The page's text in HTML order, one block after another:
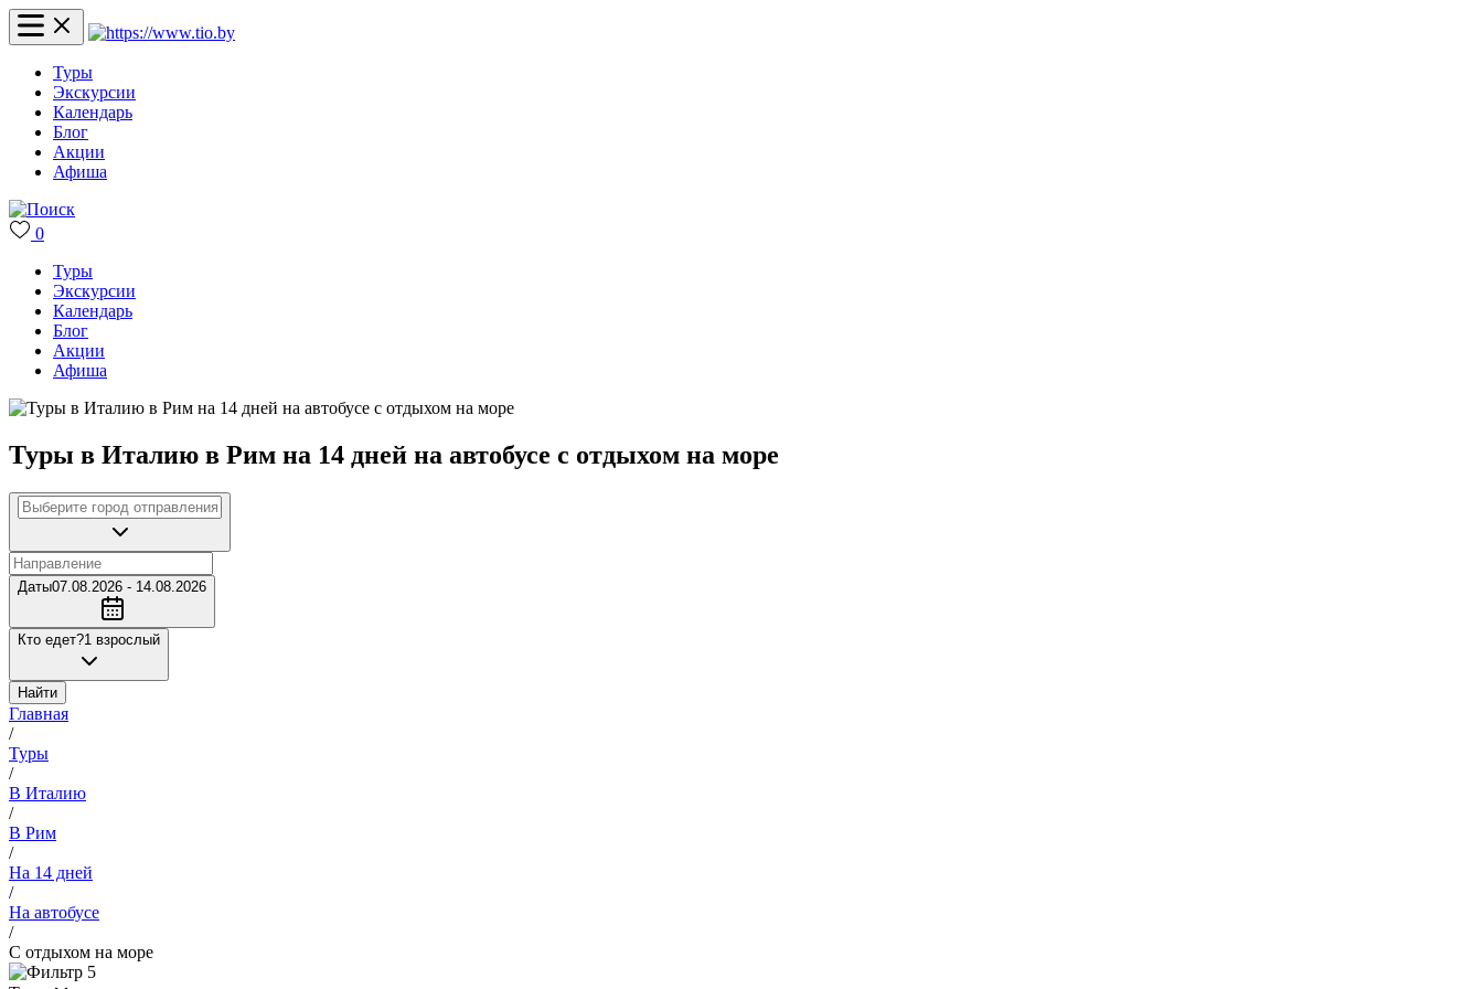
Туры
Экскурсии
Календарь
Блог
Акции
Афиша
0
Туры
Экскурсии
Календарь
Блог
Акции
Афиша
Туры в Италию в Рим на 14 дней на автобусе с отдыхом на море
Даты07.08.2026 - 14.08.2026
Кто едет?1 взрослый
Найти
Главная
/
Туры
/
В Италию
/
В Рим
/
На 14 дней
/
На автобусе
/
С отдыхом на море
5